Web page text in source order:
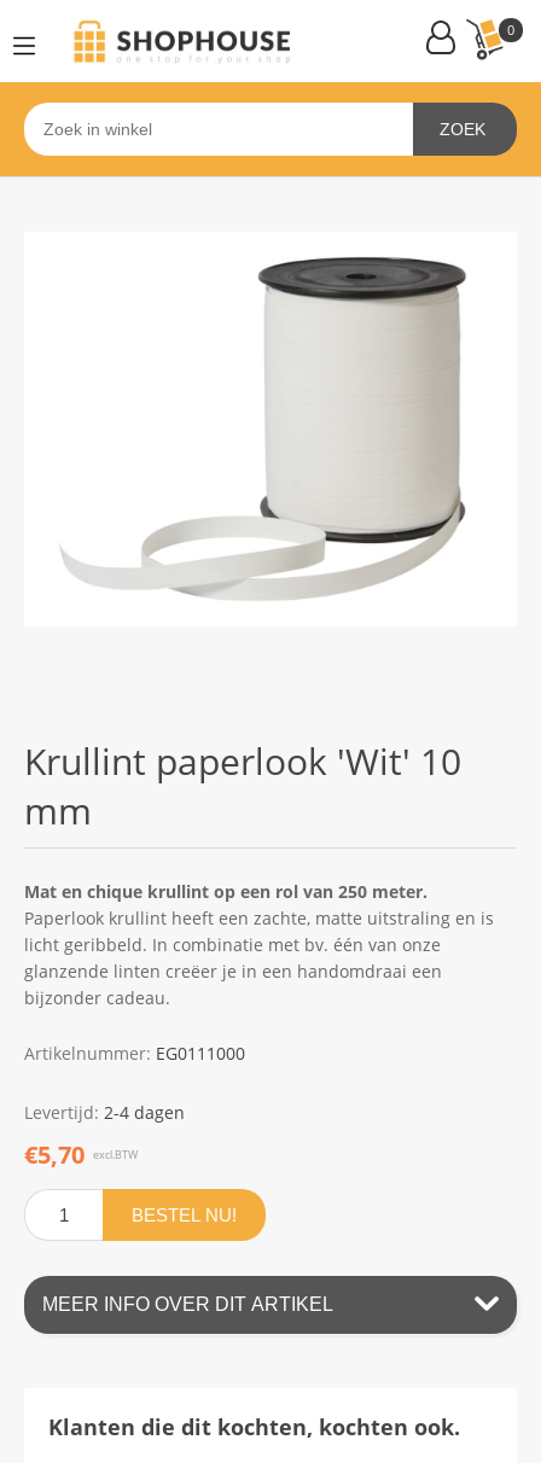
0
ZOEK
Krullint paperlook 'Wit' 10
mm
Mat en chique krullint op een rol van 250 meter.
Paperlook krullint heeft een zachte, matte uitstraling en is
licht geribbeld. In combinatie met bv. één van onze
glanzende linten creëer je in een handomdraai een
bijzonder cadeau.
Artikelnummer: EG0111000
Levertijd: 2-4 dagen
€5,70 excl.BTW
BESTEL NU!
MEER INFO OVER DIT ARTIKEL
Klanten die dit kochten, kochten ook.